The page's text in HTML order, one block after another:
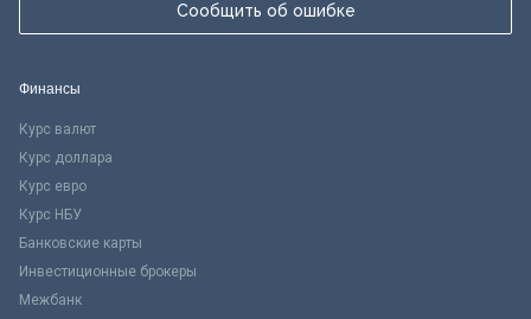
Сообщить об ошибке
Финансы
Курс валют
Курс доллара
Курс евро
Курс НБУ
Банковские карты
Инвестиционные брокеры
Межбанк